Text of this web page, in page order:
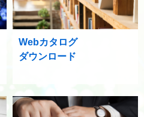
Webカタログ
ダウンロード